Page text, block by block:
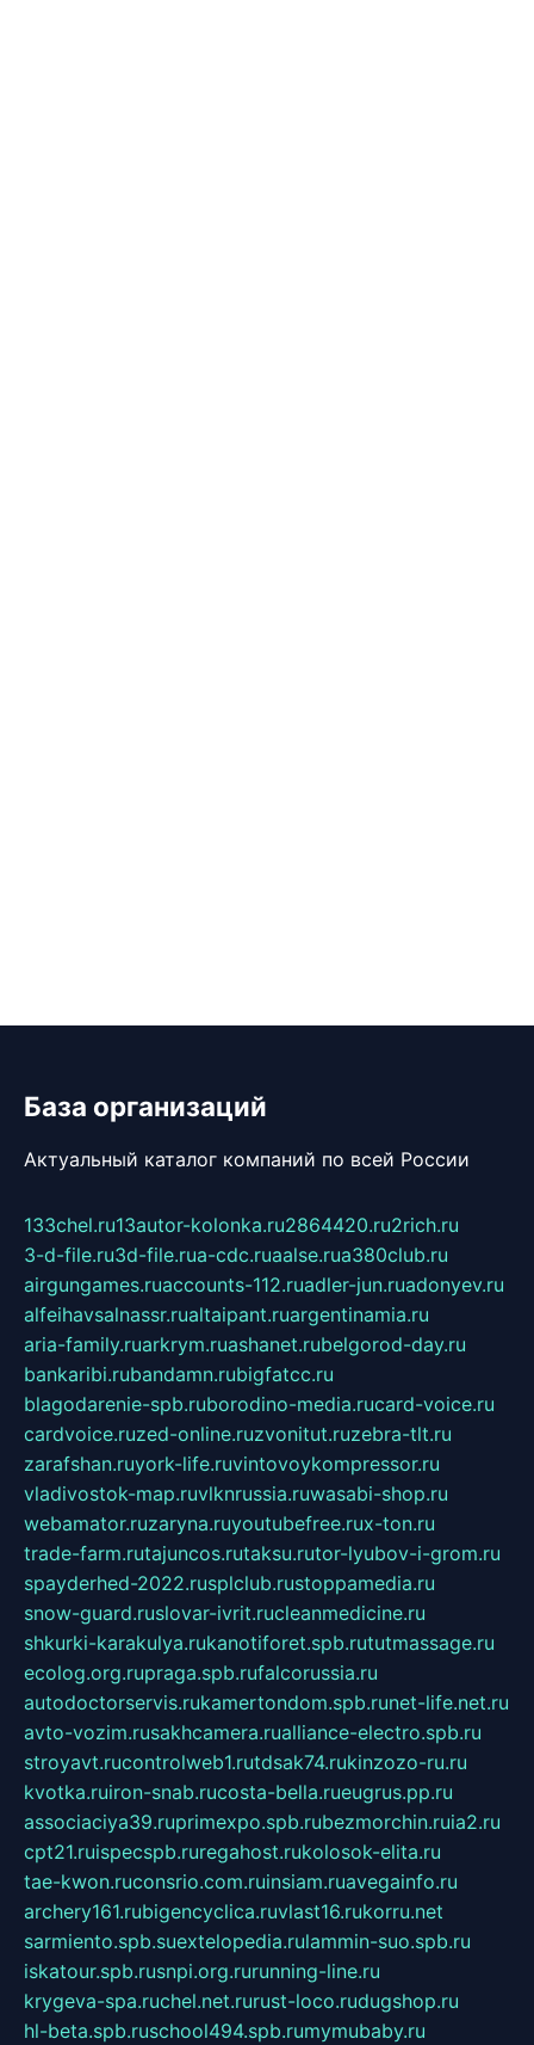
База организаций
Актуальный каталог компаний по всей России
133chel.ru13autor-kolonka.ru2864420.ru2rich.ru
3-d-file.ru3d-file.rua-cdc.ruaalse.rua380club.ru
airgungames.ruaccounts-112.ruadler-jun.ruadonyev.ru
alfeihavsalnassr.rualtaipant.ruargentinamia.ru
aria-family.ruarkrym.ruashanet.rubelgorod-day.ru
bankaribi.rubandamn.rubigfatcc.ru
blagodarenie-spb.ruborodino-media.rucard-voice.ru
cardvoice.ruzed-online.ruzvonitut.ruzebra-tlt.ru
zarafshan.ruyork-life.ruvintovoykompressor.ru
vladivostok-map.ruvlknrussia.ruwasabi-shop.ru
webamator.ruzaryna.ruyoutubefree.rux-ton.ru
trade-farm.rutajuncos.rutaksu.rutor-lyubov-i-grom.ru
spayderhed-2022.rusplclub.rustoppamedia.ru
snow-guard.ruslovar-ivrit.rucleanmedicine.ru
shkurki-karakulya.rukanotiforet.spb.rututmassage.ru
ecolog.org.rupraga.spb.rufalcorussia.ru
autodoctorservis.rukamertondom.spb.runet-life.net.ru
avto-vozim.rusakhcamera.rualliance-electro.spb.ru
stroyavt.rucontrolweb1.rutdsak74.rukinzozo-ru.ru
kvotka.ruiron-snab.rucosta-bella.rueugrus.pp.ru
associaciya39.ruprimexpo.spb.rubezmorchin.ruia2.ru
cpt21.ruispecspb.ruregahost.rukolosok-elita.ru
tae-kwon.ruconsrio.com.ruinsiam.ruavegainfo.ru
archery161.rubigencyclica.ruvlast16.rukorru.net
sarmiento.spb.suextelopedia.rulammin-suo.spb.ru
iskatour.spb.rusnpi.org.rurunning-line.ru
krygeva-spa.ruchel.net.rurust-loco.rudugshop.ru
hl-beta.spb.ruschool494.spb.rumymubaby.ru